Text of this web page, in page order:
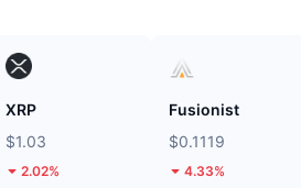
XRP
$1.03
2.02%
Fusionist
$0.1119
4.33%